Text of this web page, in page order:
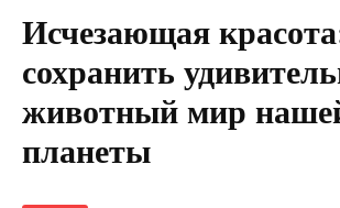
Исчезающая
сохранить
животный мир
планеты